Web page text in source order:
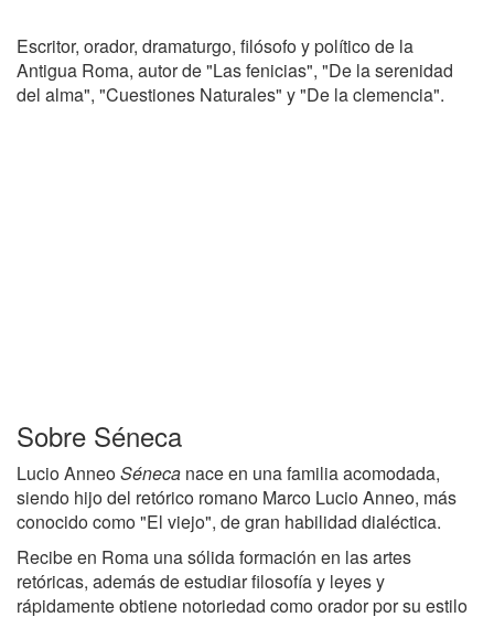
Escritor, orador, dramaturgo, filósofo y político de la
Antigua Roma, autor de "Las fenicias", "De la serenidad
del alma", "Cuestiones Naturales" y "De la clemencia".
Sobre Séneca
Lucio AnneoSéneca nace en una familia acomodada,
siendo hijo del retórico romano Marco Lucio Anneo, más
conocido como "El viejo", de gran habilidad dialéctica.
Recibe en Roma una sólida formación en las artes
retóricas, además de estudiar filosofía y leyes y
rápidamente obtiene notoriedad como orador por su estilo